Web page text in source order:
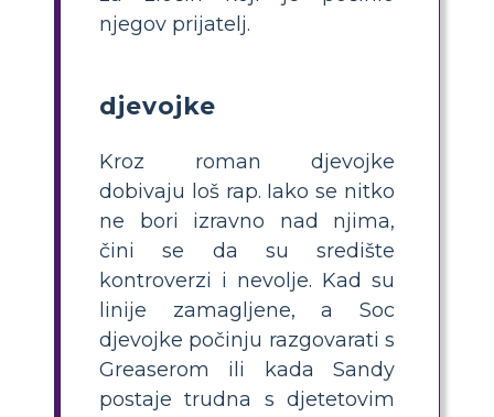
njegov prijatelj.
djevojke
Kroz roman djevojke
dobivaju loš rap. Iako se nitko
ne bori izravno nad njima,
čini se da su središte
kontroverzi i nevolje. Kad su
linije zamagljene, a Soc
djevojke počinju razgovarati s
Greaserom ili kada Sandy
postaje trudna s djetetovim